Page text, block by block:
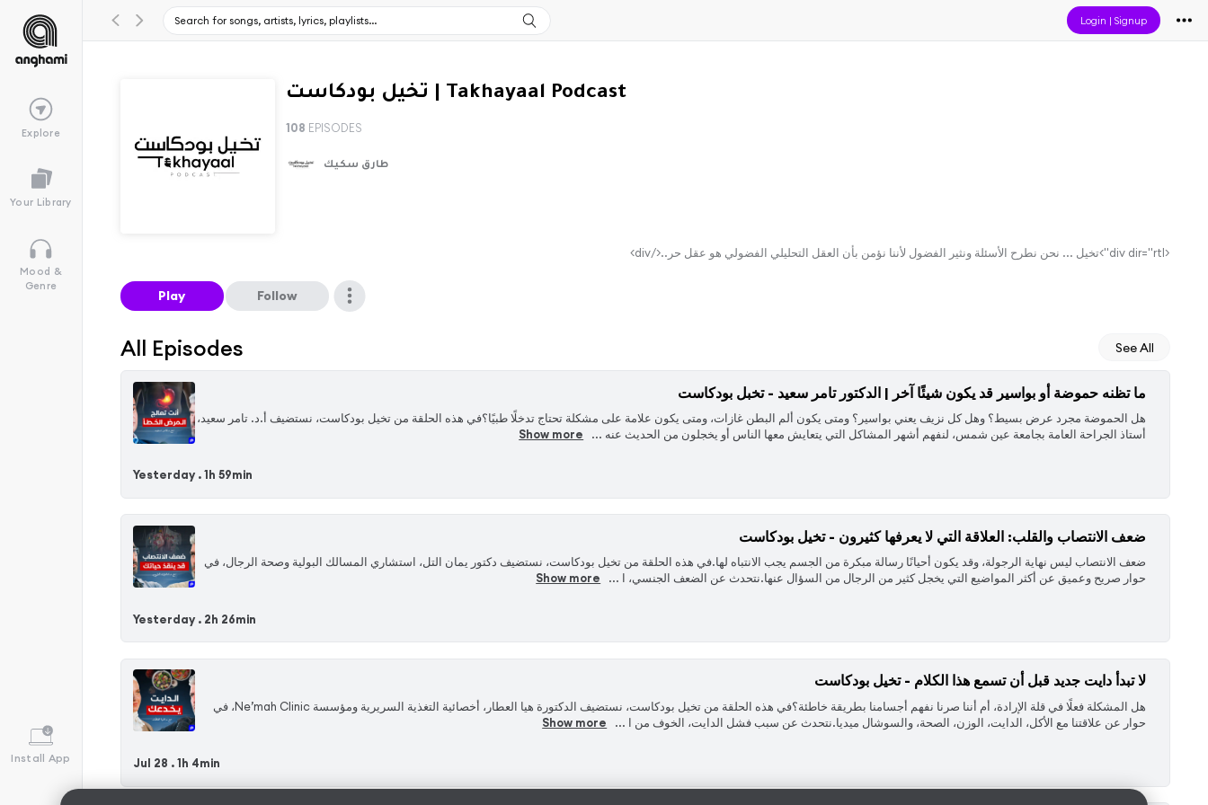
Login |Signup
Explore
Your Library
Mood &
Genre
Install App
تخيل بودكاست | Takhayaal Podcast
108 EPISODES
طارق سكيك
<div dir="rtl">تخيل ... نحن نطرح الأسئلة ونثير الفضول لأننا نؤمن بأن العقل التحليلي الفضولي هو عقل حر..</div>
Play Follow
All Episodes See All
ما تظنه حموضة أو بواسير قد يكون شيئًا آخر | الدكتور تامر سعيد - تخبل بودكاست
‏هل الحموضة مجرد عرض بسيط؟ وهل كل نزيف يعني بواسير؟ ومتى يكون ألم البطن غازات، ومتى يكون علامة على مشكلة تحتاج تدخلًا طبيًا؟في هذه الحلقة من تخيل بودكاست، نستضيف أ.د. تامر سعيد،
أستاذ الجراحة العامة بجامعة عين شمس، لنفهم أشهر المشاكل التي يتعايش معها الناس أو يخجلون من الحديث عنه ...
Show more
Yesterday .1h 59min
ضعف الانتصاب والقلب: العلاقة التي لا يعرفها كثيرون - تخيل بودكاست
‏ضعف الانتصاب ليس نهاية الرجولة، وقد يكون أحيانًا رسالة مبكرة من الجسم يجب الانتباه لها.في هذه الحلقة من تخيل بودكاست، نستضيف دكتور يمان التل، استشاري المسالك البولية وصحة الرجال، في
حوار صريح وعميق عن أكثر المواضيع التي يخجل كثير من الرجال من السؤال عنها.نتحدث عن الضعف الجنسي، ا ...
Show more
Yesterday . 2h 26min
لا تبدأ دايت جديد قبل أن تسمع هذا الكلام - تخيل بودكاست
‏هل المشكلة فعلًا في قلة الإرادة، أم أننا صرنا نفهم أجسامنا بطريقة خاطئة؟في هذه الحلقة من تخيل بودكاست، نستضيف الدكتورة هيا العطار، أخصائية التغذية السريرية ومؤسسة Ne’mah Clinic، في
حوار عن علاقتنا مع الأكل، الدايت، الوزن، الصحة، والسوشال ميديا.نتحدث عن سبب فشل الدايت، الخوف من ا ...
Show more
Jul 28 .1h 4min